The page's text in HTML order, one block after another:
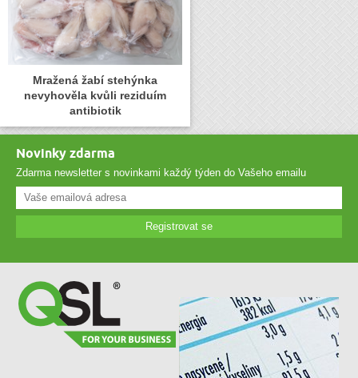
Mražená žabí stehýnka
nevyhověla kvůli reziduím
antibiotik
Novinky zdarma
Zdarma newsletter s novinkami každý týden do Vašeho emailu
Registrovat se